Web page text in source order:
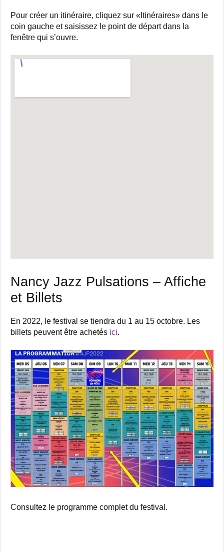
Pour créer un itinéraire, cliquez sur «Itinéraires» dans le
coin gauche et saisissez le point de départ dans la
fenêtre qui s’ouvre.
Nancy Jazz Pulsations – Affiche
et Billets
En 2022, le festival se tiendra du 1 au 15 octobre. Les
billets peuvent être achetés ici.
Consultez le programme complet du festival.